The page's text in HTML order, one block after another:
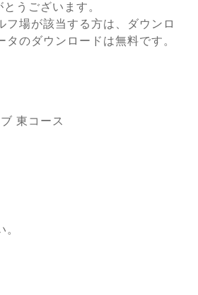
うございます。
フ場が該当する方は、ダウンロ
のダウンロードは無料です。
東コース